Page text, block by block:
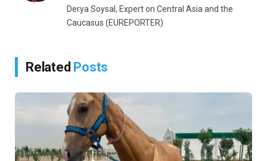
Derya Soysal, Expert on Central Asia and the
Caucasus (EUREPORTER)
Related Posts